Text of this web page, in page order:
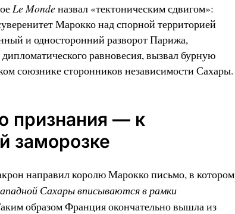
LeMondeназвал «тектоническим сдвигом»:
Марокко над спорной территорией
и односторонний разворот Парижа,
равновесия, вызвал бурную
союзнике сторонников независимости Сахары.
признания — к
заморозке
направил королю Марокко письмо, в котором
Сахары вписываются в рамки
образом Франция окончательно вышла из